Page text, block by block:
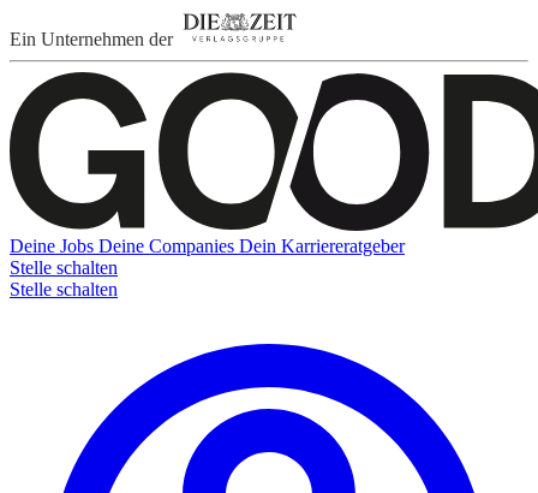
Ein Unternehmen der
Deine Jobs Deine Companies Dein Karriereratgeber
Stelle schalten
Stelle schalten